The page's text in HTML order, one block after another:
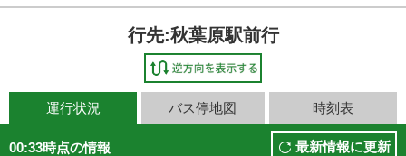
行先:秋葉原駅前行
運行状況 バス停地図 時刻表
00:33時点の情報 最新情報に更新